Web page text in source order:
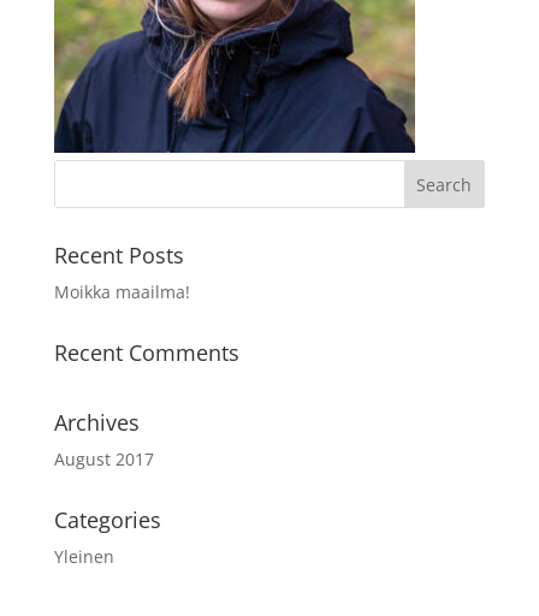
Recent Posts
Moikka maailma!
Recent Comments
Archives
August 2017
Categories
Yleinen